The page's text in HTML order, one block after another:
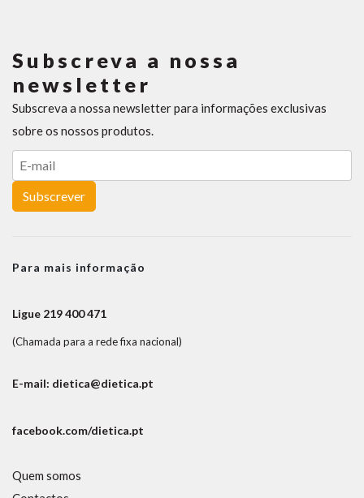
Subscreva a nossa
newsletter
Subscreva a nossa newsletter para informações exclusivas
sobre os nossos produtos.
Subscrever
Para mais informação
Ligue 219 400 471
(Chamada para a rede fixa nacional)
E-mail: dietica@dietica.pt
facebook.com/dietica.pt
Quem somos